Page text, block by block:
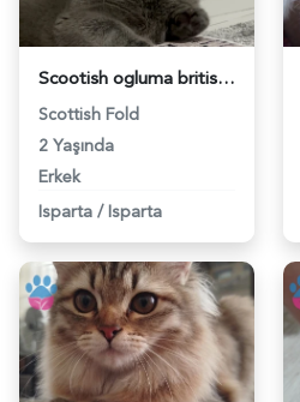
Scootish ogluma british eş arıyorum - 118979405
Scottish Fold
2 Yaşında
Erkek
Isparta / Isparta